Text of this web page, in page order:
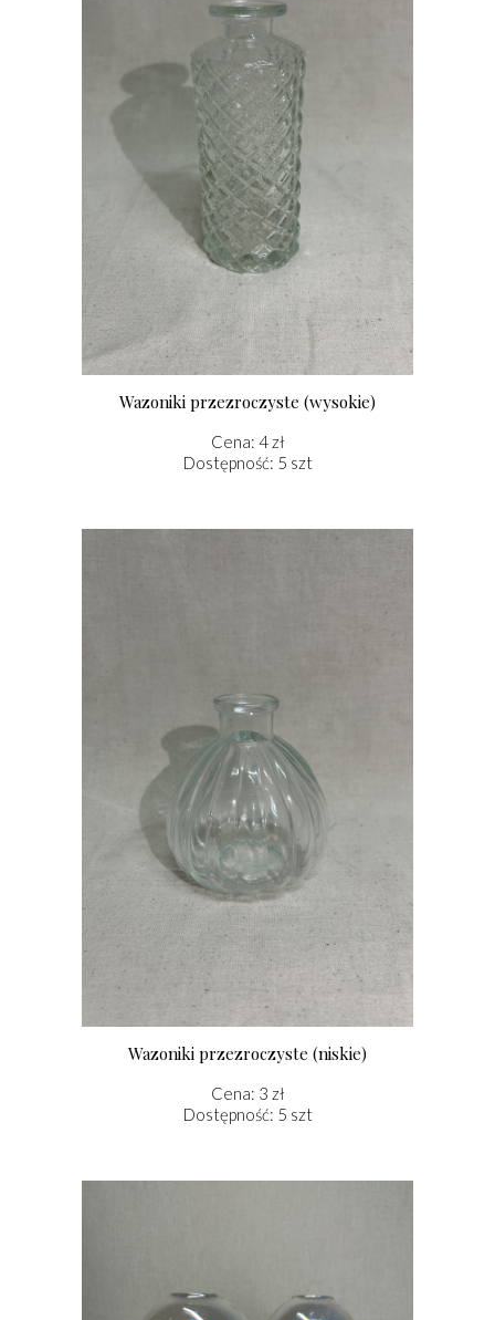
Wazoniki przezroczyste (niskie)
Cena: 3 zł
Dostępność: 5 szt
Wazoniki przezroczyste (wysokie)
Cena: 4 zł
Dostępność: 5 szt